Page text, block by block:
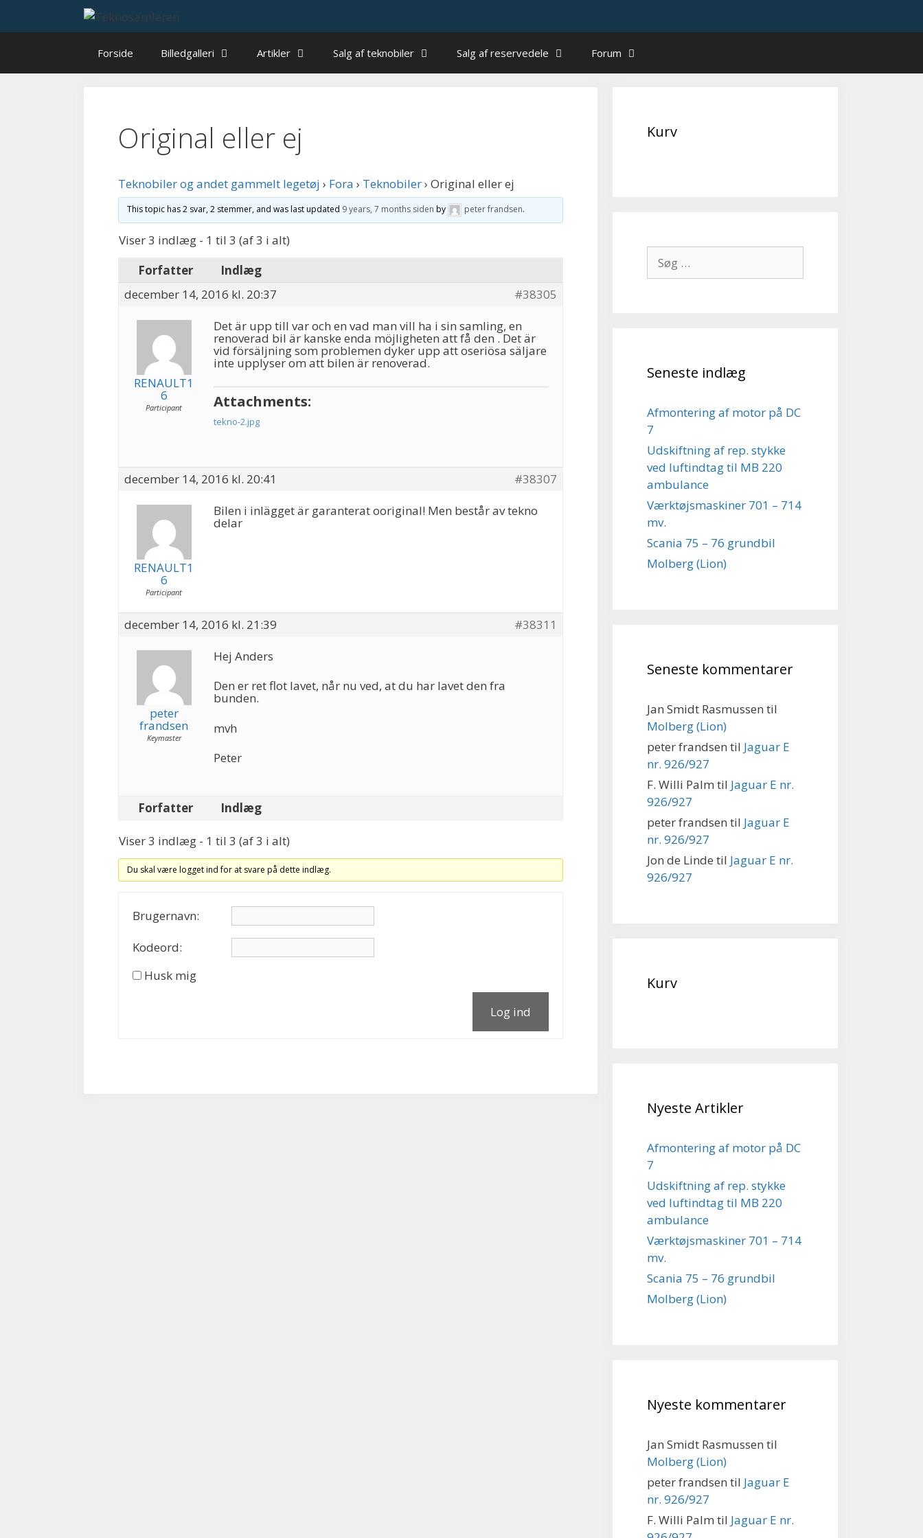
Forside Billedgalleri Artikler Salg af teknobiler Salg af reservedele Forum
Original eller ej
Teknobiler og andet gammelt legetøj › Fora › Teknobiler› Original eller ej
This topic has 2 svar, 2 stemmer, and was last updated 9 years, 7 months siden by peter frandsen.
Viser 3 indlæg - 1 til 3 (af 3 i alt)
Forfatter
Indlæg
december 14, 2016 kl. 20:37
#38305
RENAULT1
6
Participant
Det är upp till var och en vad man vill ha i sin samling, en
renoverad bil är kanske enda möjligheten att få den . Det är
vid försäljning som problemen dyker upp att oseriösa säljare
inte upplyser om att bilen är renoverad.
Attachments:
tekno-2.jpg
december 14, 2016 kl. 20:41 #38307
RENAULT1
6
Participant
Bilen i inlägget är garanterat ooriginal! Men består av tekno
delar
december 14, 2016 kl. 21:39 #38311
peter
frandsen
Keymaster
Hej Anders
Den er ret flot lavet, når nu ved, at du har lavet den fra
bunden.
mvh
Peter
Forfatter Indlæg
Viser 3 indlæg - 1 til 3 (af 3 i alt)
Du skal være logget ind for at svare på dette indlæg.
Brugernavn:
Kodeord:
Husk mig
Log ind
Kurv
efter:
Seneste indlæg
Afmontering af motor på DC
7
Udskiftning af rep. stykke
ved luftindtag til MB 220
ambulance
Værktøjsmaskiner 701 – 714
mv.
Scania 75 – 76 grundbil
Molberg (Lion)
Seneste kommentarer
Jan Smidt Rasmussen til
Molberg (Lion)
peter frandsen til Jaguar E
nr. 926/927
F. Willi Palm til Jaguar E nr.
926/927
peter frandsen til Jaguar E
nr. 926/927
Jon de Linde til Jaguar E nr.
926/927
Kurv
Nyeste Artikler
Afmontering af motor på DC
7
Udskiftning af rep. stykke
ved luftindtag til MB 220
ambulance
Værktøjsmaskiner 701 – 714
mv.
Scania 75 – 76 grundbil
Molberg (Lion)
Nyeste kommentarer
Jan Smidt Rasmussen til
Molberg (Lion)
peter frandsen til Jaguar E
nr. 926/927
F. Willi Palm til Jaguar E nr.